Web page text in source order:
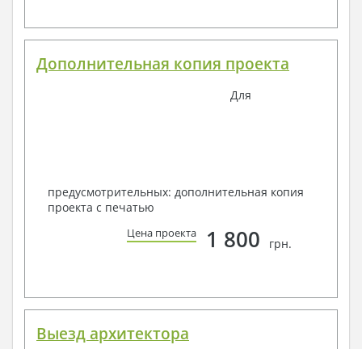
Дополнительная копия проекта
Для
предусмотрительных: дополнительная копия
проекта с печатью
Цена проекта 1 800 грн.
Выезд архитектора